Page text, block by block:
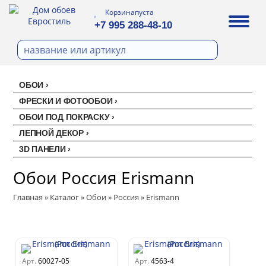
Корзинапуста
+7 995 288-48-10
ОБОИ
Все обои
Палитра
Палитра
Erismann
Erismann
Артекс
Ateliero
Ambient Vol.2
Ambient Vol.3
Geometry
Mixture
NC (Эн Си)
ФРЕСКИ И ФОТООБОИ
ОБОИ ПОД ПОКРАСКУ
Стеклохолст малярный
Ремонтный флизелин
Рогожка под покраску
ЛЕПНОЙ ДЕКОР
Перфект
EVROWOOD
3D ПАНЕЛИ
Панели под покраску
Цветные панели
Обои Россия Erismann
Главная » Каталог»Обои» Россия » Erismann
Арт.60027-05 Арт. 4563-4